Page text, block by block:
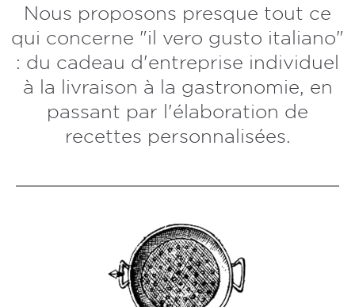
Nous proposons presque tout ce
qui concerne "il vero gusto italiano"
: du cadeau d'entreprise individuel
à la livraison à la gastronomie, en
passant par l'élaboration de
recettes personnalisées.